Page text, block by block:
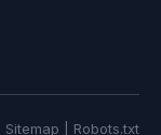
Sitemap Robots.txt